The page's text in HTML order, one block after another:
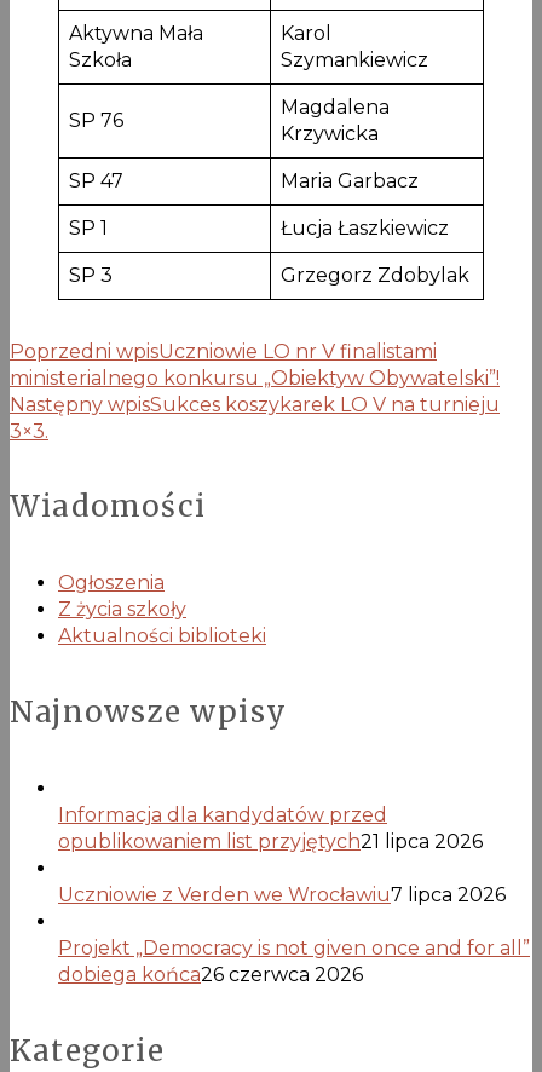
Aktywna Mała
Szkoła
Karol
Szymankiewicz
SP 76
Magdalena
Krzywicka
SP 47 Maria Garbacz
SP 1 Łucja Łaszkiewicz
SP 3 Grzegorz Zdobylak
Poprzedni wpisUczniowie LO nr V finalistami
ministerialnego konkursu „Obiektyw Obywatelski”!
Następny wpisSukces koszykarek LO V na turnieju
3×3.
Wiadomości
Ogłoszenia
Z życia szkoły
Aktualności biblioteki
Najnowsze wpisy
Informacja dla kandydatów przed
opublikowaniem list przyjętych21 lipca 2026
Uczniowie z Verden we Wrocławiu7 lipca 2026
Projekt „Democracy is not given once and for all”
dobiega końca26 czerwca 2026
Kategorie